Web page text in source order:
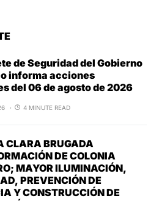
de Seguridad del Gobierno
informa acciones
del 06 de agosto de 2026
4 MINUTE READ
CLARA BRUGADA
DE COLONIA
MAYOR ILUMINACIÓN,
PREVENCIÓN DE
Y CONSTRUCCIÓN DE